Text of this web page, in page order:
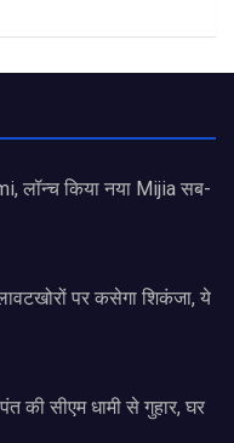
लॉन्च किया नया Mijia सब-
पर कसेगा शिकंजा, ये
सीएम धामी से गुहार, घर